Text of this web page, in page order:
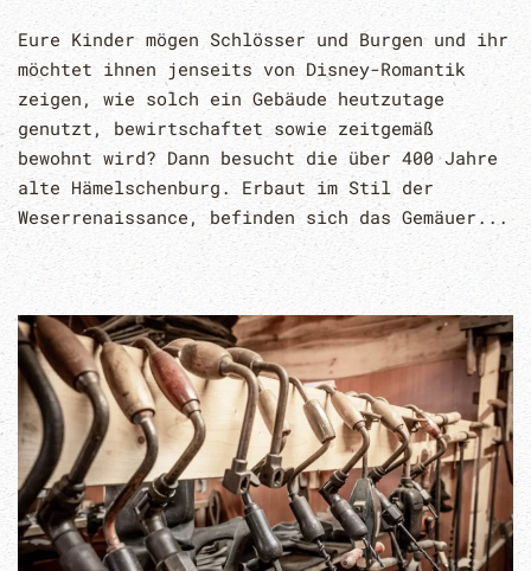
Eure Kinder mögen Schlösser und Burgen und ihr
möchtet ihnen jenseits von Disney-Romantik
zeigen, wie solch ein Gebäude heutzutage
genutzt, bewirtschaftet sowie zeitgemäß
bewohnt wird? Dann besucht die über 400 Jahre
alte Hämelschenburg. Erbaut im Stil der
Weserrenaissance, befinden sich das Gemäuer...